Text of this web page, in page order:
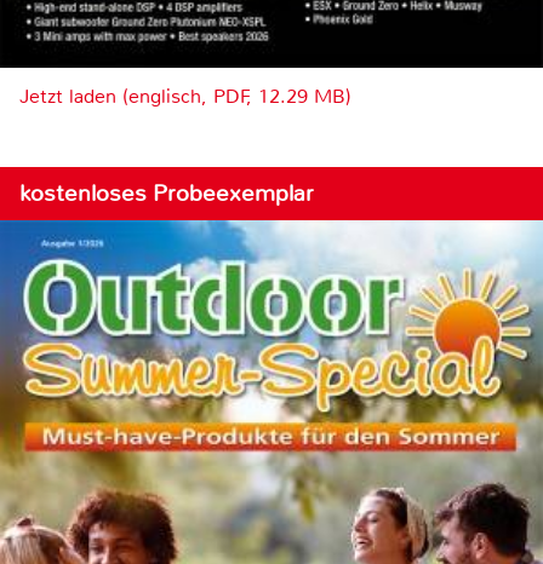
Jetzt laden (englisch, PDF, 12.29 MB)
kostenloses Probeexemplar